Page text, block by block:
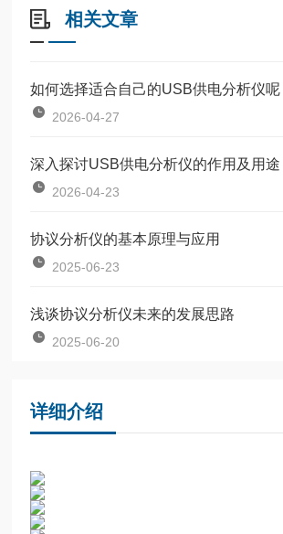
相关文章
如何选择适合自己的USB供电分析仪呢
2026-04-27
深入探讨USB供电分析仪的作用及用途
2026-04-23
协议分析仪的基本原理与应用
2025-06-23
浅谈协议分析仪未来的发展思路
2025-06-20
详细介绍